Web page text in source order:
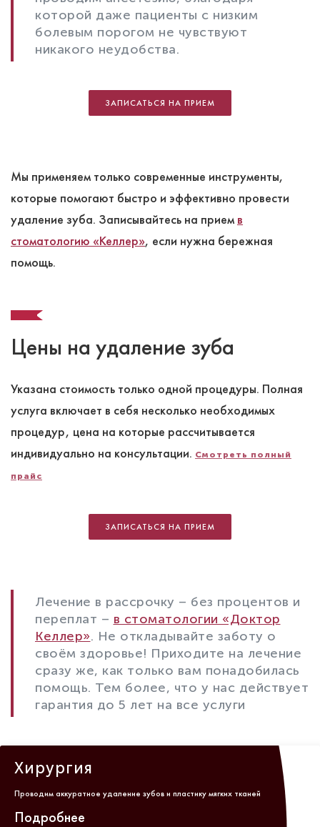
которой даже пациенты с низким
болевым порогом не чувствуют
никакого неудобства.
ЗАПИСАТЬСЯ НА ПРИЕМ
Мы применяем только современные инструменты,
которые помогают быстро и эффективно провести
удаление зуба. Записывайтесь на прием в
стоматологию «Келлер», если нужна бережная
помощь.
Цены на удаление зуба
Указана стоимость только одной процедуры. Полная
услуга включает в себя несколько необходимых
процедур, цена на которые рассчитывается
индивидуально на консультации. Смотреть полный
прайс
ЗАПИСАТЬСЯ НА ПРИЕМ
Лечение в рассрочку – без процентов и
переплат – в стоматологии «Доктор
Келлер». Не откладывайте заботу о
своём здоровье! Приходите на лечение
сразу же, как только вам понадобилась
помощь. Тем более, что у нас действует
гарантия до 5 лет на все услуги
Хирургия
Проводим аккуратное удаление зубов и пластику мягких тканей
Подробнее